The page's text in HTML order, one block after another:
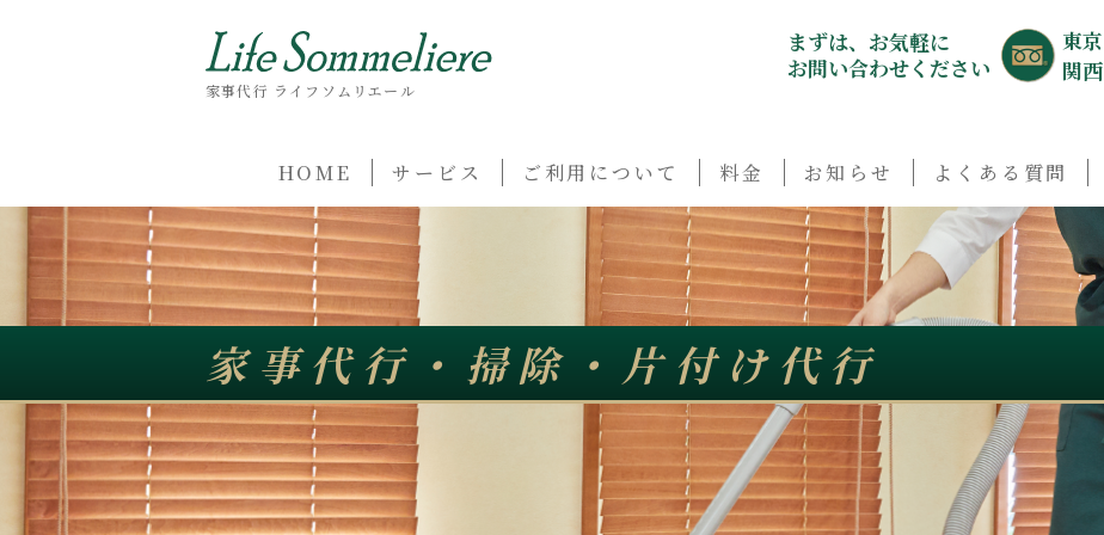
家事代行 ライフソムリエール
まずは、お気軽に
お問い合わせください
東京
関西
HOME サービス ご利用について 料金 お知らせ よくある質問
家事代行・掃除・片付け代行